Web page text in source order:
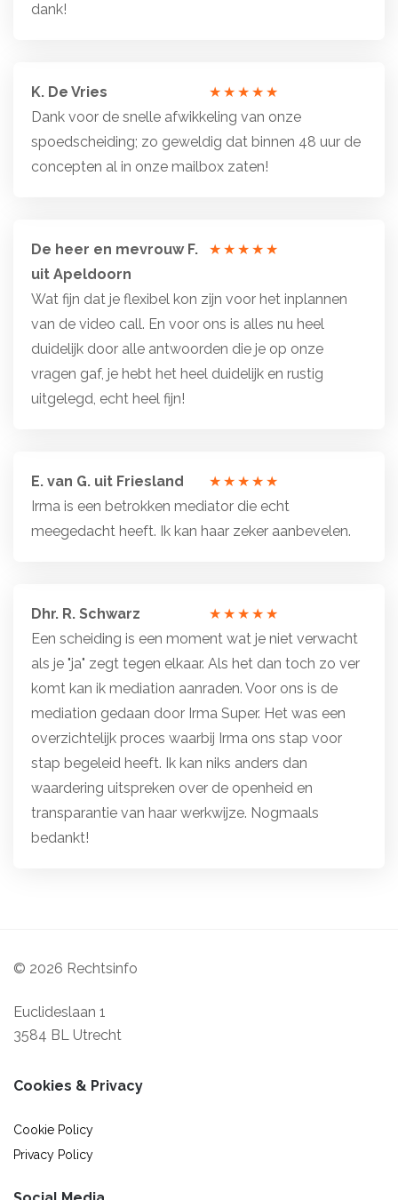
dank!
K. De Vries
waardering:
5
Dank voor de snelle afwikkeling van onze
spoedscheiding; zo geweldig dat binnen 48 uur de
concepten al in onze mailbox zaten!
De heer en mevrouw F.
uit Apeldoorn
5
sterren
Wat fijn dat je flexibel kon zijn voor het inplannen
van de video call. En voor ons is alles nu heel
duidelijk door alle antwoorden die je op onze
vragen gaf, je hebt het heel duidelijk en rustig
uitgelegd, echt heel fijn!
E. van G. uit Friesland
sterren
Irma is een betrokken mediator die echt
meegedacht heeft. Ik kan haar zeker aanbevelen.
Dhr. R. Schwarz
waardering:
sterren
Een scheiding is een moment wat je niet verwacht
als je "ja" zegt tegen elkaar. Als het dan toch zo ver
komt kan ik mediation aanraden. Voor ons is de
mediation gedaan door Irma Super. Het was een
overzichtelijk proces waarbij Irma ons stap voor
stap begeleid heeft. Ik kan niks anders dan
waardering uitspreken over de openheid en
transparantie van haar werkwijze. Nogmaals
bedankt!
© 2026 Rechtsinfo
Euclideslaan 1
3584 BL Utrecht
Cookies & Privacy
Cookie Policy
Privacy Policy